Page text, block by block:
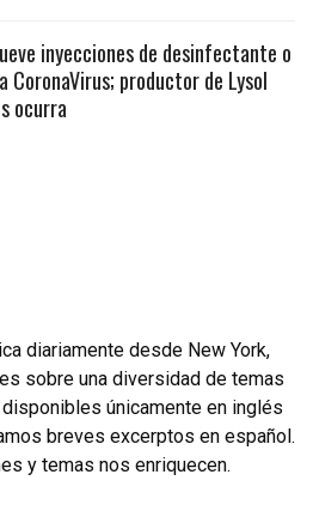
inyecciones de desinfectante o
CoronaVirus; productor de Lysol
ocurra
diariamente desde New York,
sobre una diversidad de temas
únicamente en inglés
breves excerptos en español.
y temas nos enriquecen.